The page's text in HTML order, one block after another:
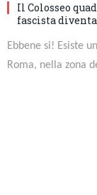
Il Colosseo
fascista
Ebbene si! Esiste
Roma, nella zona